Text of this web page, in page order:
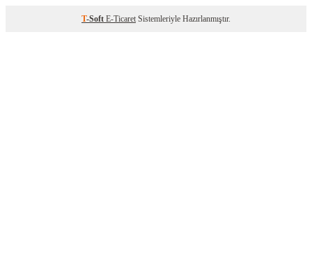
T-Soft E-Ticaret Sistemleriyle Hazırlanmıştır.